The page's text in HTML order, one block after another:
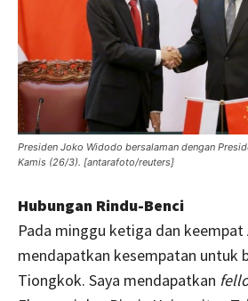
Presiden Joko Widodo bersalaman dengan
Kamis (26/3). [antarafoto/reuters]
Hubungan Rindu-Benci
Pada minggu ketiga dan keempat
mendapatkan kesempatan untuk
Tiongkok. Saya mendapatkan